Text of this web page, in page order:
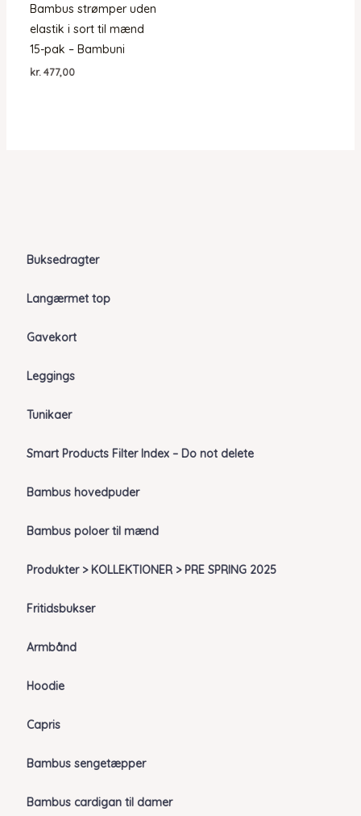
Buksedragter
Langærmet top
Gavekort
Leggings
Tunikaer
Smart Products Filter Index – Do not delete
Bambus hovedpuder
Bambus poloer til mænd
Produkter > KOLLEKTIONER > PRE SPRING 2025
Fritidsbukser
Armbånd
Hoodie
Capris
Bambus sengetæpper
Bambus cardigan til damer
Bambus strømper uden
elastik i sort til mænd
15-pak – Bambuni
kr. 477,00